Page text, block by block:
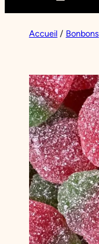
Accueil/ Bonbons